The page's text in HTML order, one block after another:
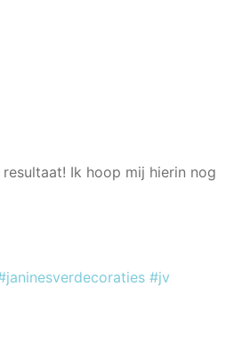
Ik hoop mij hierin nog
janinesverdecoraties #jv